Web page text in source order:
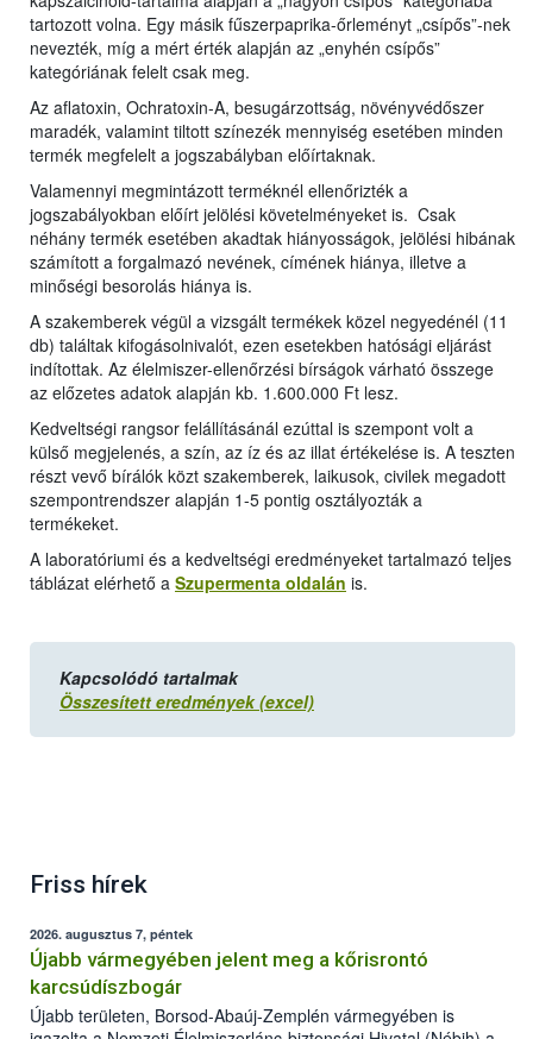
tartozott volna. Egy másik fűszerpaprika-őrleményt „csípős”-nek
nevezték, míg a mért érték alapján az „enyhén csípős”
kategóriának felelt csak meg.
Az aflatoxin, Ochratoxin-A, besugárzottság, növényvédőszer
maradék, valamint tiltott színezék mennyiség esetében minden
termék megfelelt a jogszabályban előírtaknak.
Valamennyi megmintázott terméknél ellenőrizték a
jogszabályokban előírt jelölési követelményeket is. Csak
néhány termék esetében akadtak hiányosságok, jelölési hibának
számított a forgalmazó nevének, címének hiánya, illetve a
minőségi besorolás hiánya is.
A szakemberek végül a vizsgált termékek közel negyedénél (11
db) találtak kifogásolnivalót, ezen esetekben hatósági eljárást
indítottak. Az élelmiszer-ellenőrzési bírságok várható összege
az előzetes adatok alapján kb. 1.600.000 Ft lesz.
Kedveltségi rangsor felállításánál ezúttal is szempont volt a
külső megjelenés, a szín, az íz és az illat értékelése is. A teszten
részt vevő bírálók közt szakemberek, laikusok, civilek megadott
szempontrendszer alapján 1-5 pontig osztályozták a
termékeket.
A laboratóriumi és a kedveltségi eredményeket tartalmazó teljes
táblázat elérhető a Szupermenta oldalán is.
Kapcsolódó tartalmak
Összesített eredmények (excel)
Friss hírek
2026. augusztus 7, péntek
Újabb vármegyében jelent meg a kőrisrontó
karcsúdíszbogár
Újabb területen, Borsod-Abaúj-Zemplén vármegyében is